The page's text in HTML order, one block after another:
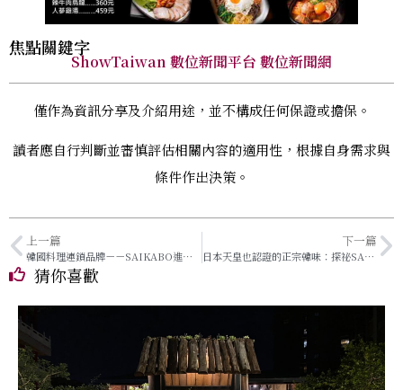
焦點關鍵字
ShowTaiwan 數位新聞平台 數位新聞網
僅作為資訊分享及介紹用途，並不構成任何保證或擔保。
讀者應自行判斷並審慎評估相關內容的適用性，根據自身需求與
條件作出決策。
上一篇
韓國料理連鎖品牌－－SAIKABO進軍台灣！幕後推手竟是他？
下一篇
日本天皇也認證的正宗韓味：探祕SAIKABO崛起之路！
猜你喜歡